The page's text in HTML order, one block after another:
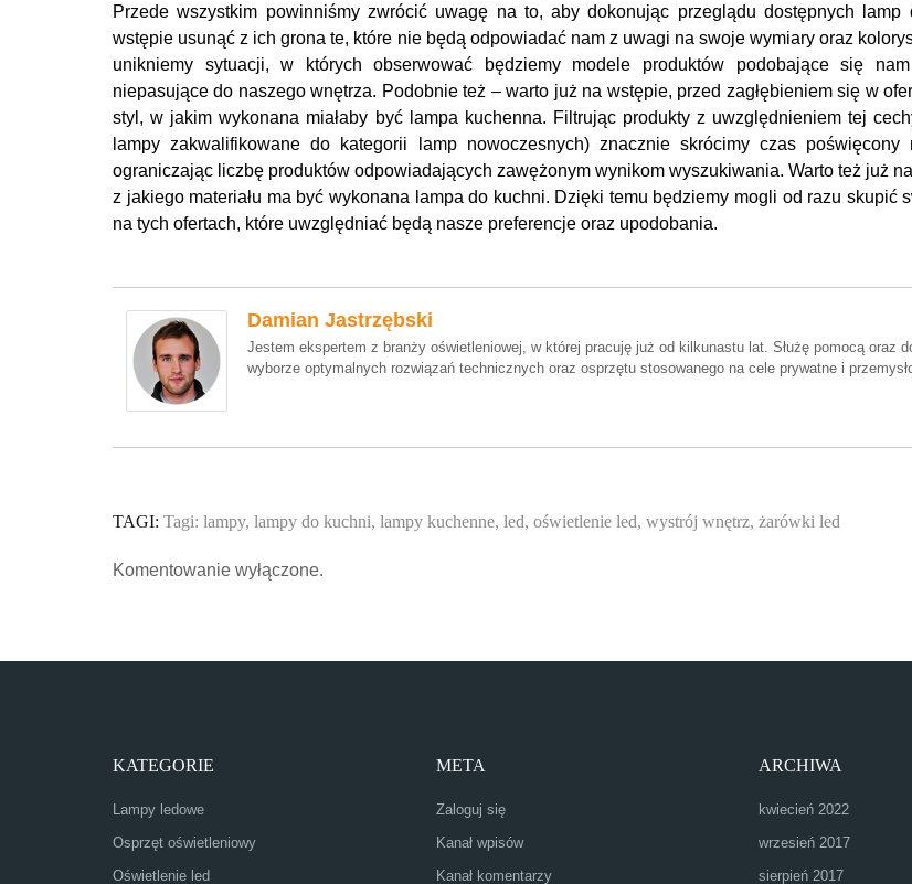
Przede wszystkim powinniśmy zwrócić uwagę na to, aby dokonując przeglądu dostępnych
wstępie usunąć z ich grona te, które nie będą odpowiadać nam z uwagi na swoje wymiary oraz
unikniemy sytuacji, w których obserwować będziemy modele produktów podobające się
niepasujące do naszego wnętrza. Podobnie też – warto już na wstępie, przed zagłębieniem się w
styl, w jakim wykonana miałaby być lampa kuchenna. Filtrując produkty z uwzględnieniem tej
lampy zakwalifikowane do kategorii lamp nowoczesnych) znacznie skrócimy czas poświęcony
ograniczając liczbę produktów odpowiadających zawężonym wynikom wyszukiwania. Warto też już
z jakiego materiału ma być wykonana lampa do kuchni. Dzięki temu będziemy mogli od razu skupić
na tych ofertach, które uwzględniać będą nasze preferencje oraz upodobania.
Damian Jastrzębski
Jestem ekspertem z branży oświetleniowej, w której pracuję już od kilkunastu lat. Służę pomocą oraz
wyborze optymalnych rozwiązań technicznych oraz osprzętu stosowanego na cele prywatne i
TAGI: Tagi: lampy, lampy do kuchni, lampy kuchenne, led, oświetlenie led, wystrój wnętrz, żarówki led
Komentowanie wyłączone.
KATEGORIE
Lampy ledowe
Osprzęt oświetleniowy
Oświetlenie led
META
Zaloguj się
Kanał wpisów
Kanał komentarzy
ARCHIWA
kwiecień 2022
wrzesień 2017
sierpień 2017